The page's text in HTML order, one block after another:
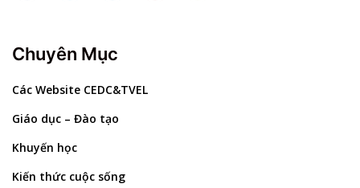
Chuyên Mục
Các Website CEDC&TVEL
Giáo dục – Đào tạo
Khuyến học
Kiến thức cuộc sống